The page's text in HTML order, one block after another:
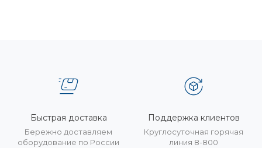
Быстрая доставка
Бережно доставляем
оборудование по России
Поддержка клиентов
Круглосуточная горячая
линия 8-800